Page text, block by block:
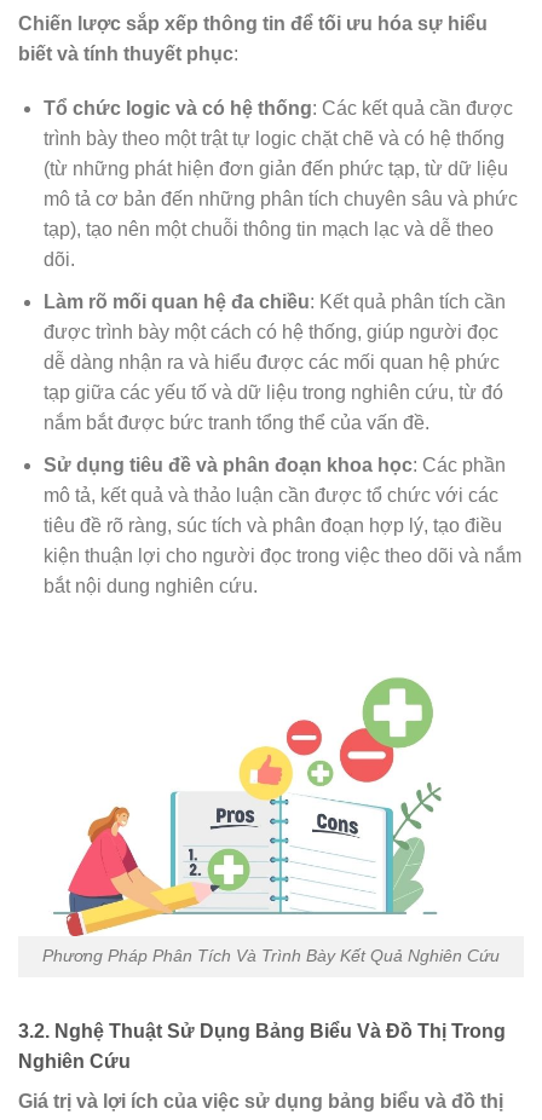
Chiến lược sắp xếp thông tin để tối ưu hóa sự hiểu
biết và tính thuyết phục:
Tổ chức logic và có hệ thống: Các kết quả cần được
trình bày theo một trật tự logic chặt chẽ và có hệ thống
(từ những phát hiện đơn giản đến phức tạp, từ dữ liệu
mô tả cơ bản đến những phân tích chuyên sâu và phức
tạp), tạo nên một chuỗi thông tin mạch lạc và dễ theo
dõi.
Làm rõ mối quan hệ đa chiều: Kết quả phân tích cần
được trình bày một cách có hệ thống, giúp người đọc
dễ dàng nhận ra và hiểu được các mối quan hệ phức
tạp giữa các yếu tố và dữ liệu trong nghiên cứu, từ đó
nắm bắt được bức tranh tổng thể của vấn đề.
Sử dụng tiêu đề và phân đoạn khoa học: Các phần
mô tả, kết quả và thảo luận cần được tổ chức với các
tiêu đề rõ ràng, súc tích và phân đoạn hợp lý, tạo điều
kiện thuận lợi cho người đọc trong việc theo dõi và nắm
bắt nội dung nghiên cứu.
Phương Pháp Phân Tích Và Trình Bày Kết Quả Nghiên Cứu
3.2. Nghệ Thuật Sử Dụng Bảng Biểu Và Đồ Thị Trong
Nghiên Cứu
Giá trị và lợi ích của việc sử dụng bảng biểu và đồ thị